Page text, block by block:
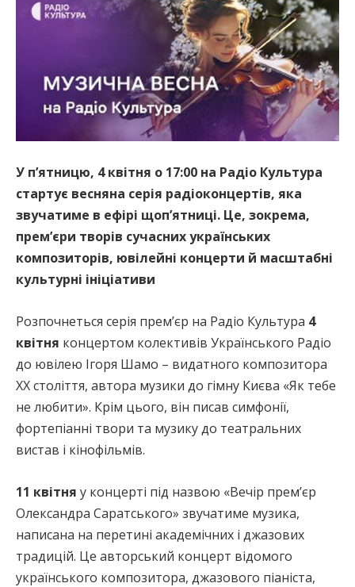
У п’ятницю, 4 квітня о 17:00 на Радіо Культура
стартує весняна серія радіоконцертів, яка
звучатиме в ефірі щоп’ятниці. Це, зокрема,
прем’єри творів сучасних українських
композиторів, ювілейні концерти й масштабні
культурні ініціативи
Розпочнеться серія прем’єр на Радіо Культура 4
квітня концертом колективів Українського Радіо
до ювілею Ігоря Шамо – видатного композитора
ХХ століття, автора музики до гімну Києва «Як тебе
не любити». Крім цього, він писав симфонії,
фортепіанні твори та музику до театральних
вистав і кінофільмів.
11 квітня у концерті під назвою «Вечір прем’єр
Олександра Саратського» звучатиме музика,
написана на перетині академічних і джазових
традицій. Це авторський концерт відомого
українського композитора, джазового піаніста,